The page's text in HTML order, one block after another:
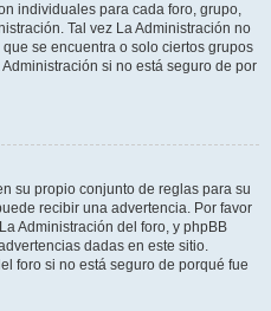
individuales para cada foro, grupo,
Tal vez La Administración no
se encuentra o solo ciertos grupos
si no está seguro de por
su propio conjunto de reglas para su
recibir una advertencia. Por favor
Administración del foro, y phpBB
dadas en este sitio.
foro si no está seguro de porqué fue